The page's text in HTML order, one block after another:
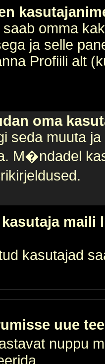
omma
ja selle
Profiili alt
oma
seda muuta
M�ndadel
kasutaja
kasutajad
uue
nuppu